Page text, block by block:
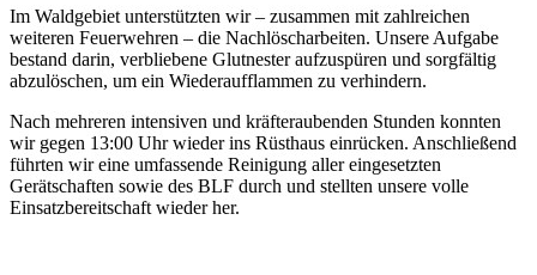
Im Waldgebiet unterstützten wir – zusammen mit zahlreichen
weiteren Feuerwehren – die Nachlöscharbeiten. Unsere Aufgabe
bestand darin, verbliebene Glutnester aufzuspüren und sorgfältig
abzulöschen, um ein Wiederaufflammen zu verhindern.
Nach mehreren intensiven und kräfteraubenden Stunden konnten
wir gegen 13:00 Uhr wieder ins Rüsthaus einrücken. Anschließend
führten wir eine umfassende Reinigung aller eingesetzten
Gerätschaften sowie des BLF durch und stellten unsere volle
Einsatzbereitschaft wieder her.